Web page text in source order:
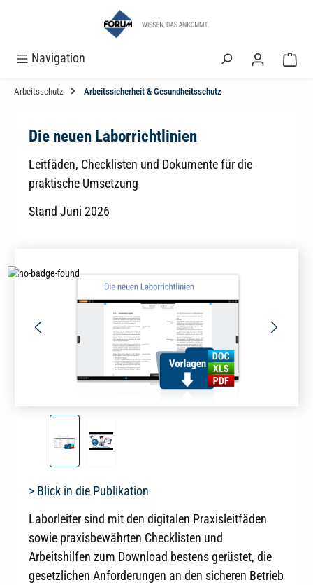
Navigation
Arbeitsschutz Arbeitssicherheit & Gesundheitsschutz
Die neuen Laborrichtlinien
Leitfäden, Checklisten und Dokumente für die
praktische Umsetzung
Stand Juni 2026
> Blick in die Publikation
Laborleiter sind mit den digitalen Praxisleitfäden
sowie praxisbewährten Checklisten und
Arbeitshilfen zum Download bestens gerüstet, die
gesetzlichen Anforderungen an den sicheren Betrieb